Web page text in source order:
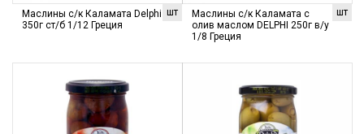
шт
Маслины с/к Каламата Delphi
350г ст/б 1/12 Греция
шт
Маслины с/к Каламата с
олив маслом DELPHI 250г в/у
1/8 Греция